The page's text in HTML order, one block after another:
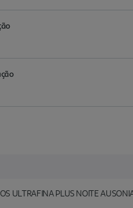
ULTRAFINA PLUS NOITE